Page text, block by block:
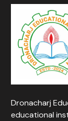
Dronacharj
educational